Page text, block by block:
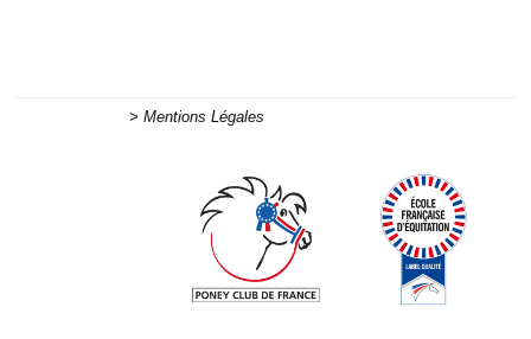
nous contacter
> Mentions Légales